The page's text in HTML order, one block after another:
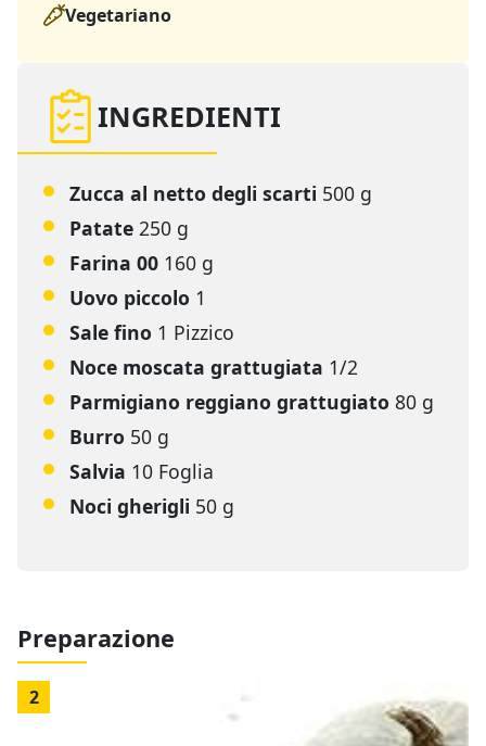
Vegetariano
INGREDIENTI
Zucca al netto degli scarti 500 g
Patate 250 g
Farina 00 160 g
Uovo piccolo 1
Sale fino 1 Pizzico
Noce moscata grattugiata 1/2
Parmigiano reggiano grattugiato 80 g
Burro 50 g
Salvia 10 Foglia
Noci gherigli 50 g
Preparazione
2